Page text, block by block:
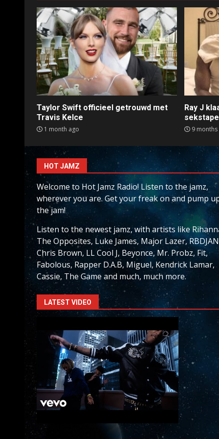
Taylor Swift officieel getrouwd met
Travis Kelce
1 month ago
Ray J
sekstape
9 months
HOT JAMZ
Welcome to Hot Jamz Radio! Listen to the jamz,
wherever you are. Get your freak on and pump
the jam!
Listen to the newest jamz, with artists like
The Opposites, Luke James, Major Lazer,
Chris Brown, LL Cool J, Beyonce, Mr. Probz, Fit,
Fabolous, Rapper D.A.B, Miguel, Kendrick Lamar,
Cassie, The Game and much, much more.
LATEST VIDEO